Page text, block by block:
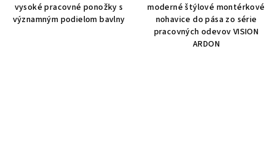
vysoké pracovné ponožky s
významným podielom bavlny
moderné štýlové montérkové
nohavice do pása zo série
pracovných odevov VISION
ARDON